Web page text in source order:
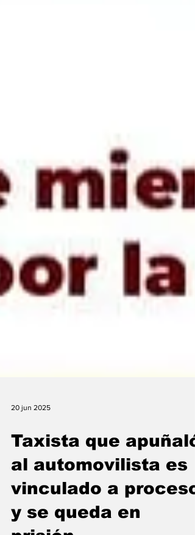
20 jun 2025
Taxista que apuñaló
al automovilista es
vinculado a proceso